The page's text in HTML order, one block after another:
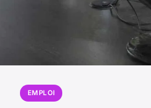
EMPLOI